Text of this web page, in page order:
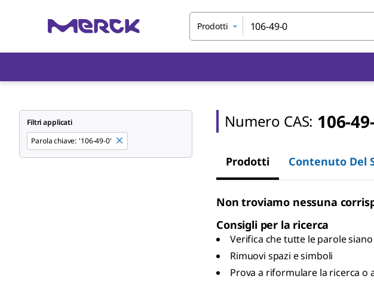
Prodotti
Filtri applicati
Parola chiave: '106-49-0'
Numero CAS: 106-
Prodotti Contenuto Del
Non troviamo nessuna
Consigli per la ricerca
Verifica che tutte le parole
Rimuovi spazi e simboli
Prova a riformulare la ricerca o